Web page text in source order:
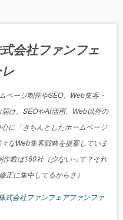
会社ファンフェ
ページ制作やSEO、Web集客・
け。SEOやAI活用、Web以外の
に「きちんとしたホームページ
なWeb集客戦略を提案していま
数は160社（少ないって？それ
正に集中してるからさ）
式会社ファンフェアファンファ